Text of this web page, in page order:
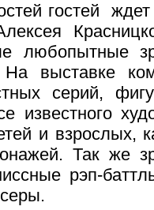
гостей
любопытные
выставке
серий,
известного
и взрослых,
Так же
рэп-